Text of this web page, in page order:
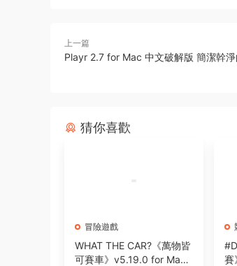
上一篇
Playr 2.7 for Mac 中文破解版 簡潔幹
猜你喜歡
冒險遊戲
WHAT THE CAR?《萬物皆
可賽車》v5.19.0 for Mac
賽